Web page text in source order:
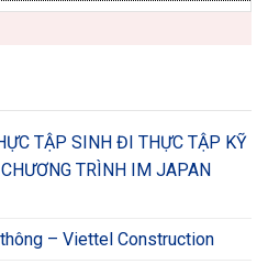
TẬP SINH ĐI THỰC TẬP KỸ
TRÌNH IM JAPAN
– Viettel Construction